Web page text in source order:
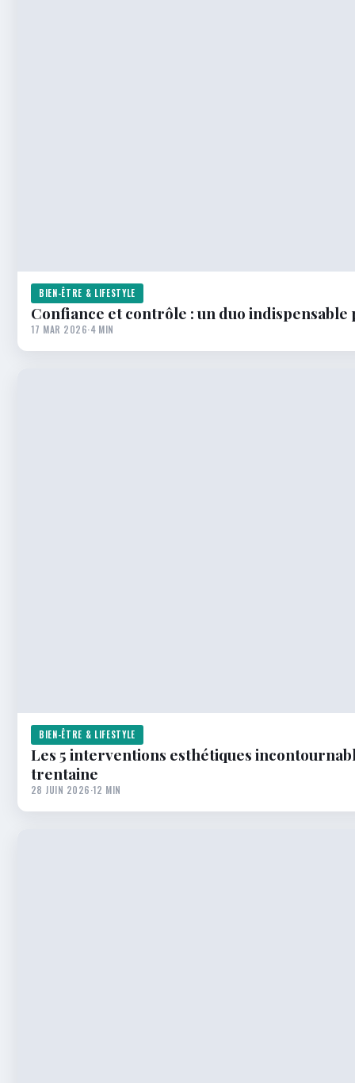
BIEN-ÊTRE & LIFESTYLE
Confiance et contrôle : un duo
17 MAR 2026·4 MIN
BIEN-ÊTRE & LIFESTYLE
Les 5 interventions esthétiques
trentaine
28 JUIN 2026·12 MIN